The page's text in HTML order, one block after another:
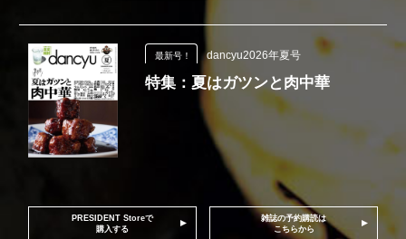
最新号！ dancyu2026年夏号
特集：夏はガツンと肉中華
PRESIDENT Storeで
購入する
雑誌の予約購読は
こちらから